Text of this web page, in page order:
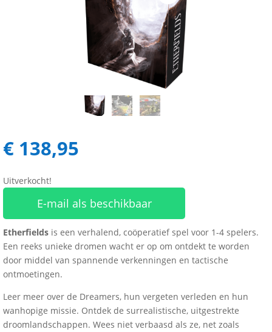
€ 138,95
Uitverkocht!
E-mail als beschikbaar
Etherfields is een verhalend, coöperatief spel voor 1-4 spelers.
Een reeks unieke dromen wacht er op om ontdekt te worden
door middel van spannende verkenningen en tactische
ontmoetingen.
Leer meer over de Dreamers, hun vergeten verleden en hun
wanhopige missie. Ontdek de surrealistische, uitgestrekte
droomlandschappen. Wees niet verbaasd als ze, net zoals